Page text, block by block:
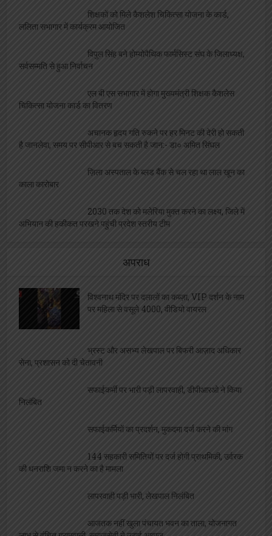
शिक्षकों को मिले कैशलेश चिकित्सा योजना के कार्ड,
ललिता सभागार में कार्यक्रम आयोजित
विपुल सिंह बने होम्योपैथिक फार्मसिस्ट संघ के जिलाध्यक्ष,
सर्वसम्मति से हुआ निर्वाचन
एल बी एस सभागार में होगा मुख्यमंत्री शिक्षक कैशलेस
चिकित्सा योजना कार्ड का वितरण
अचानक हृदय गति रुकने पर हर मिनट की देरी हो सकती
है जानलेवा, समय पर सीपीआर से बच सकती है जान:- डा० अमित सिंघल
ज़िला अस्पताल के ब्लड बैंक से चल रहा था लाल खून का
काला कारोबार
2030 तक देश को मलेरिया मुक्त करने का लक्ष्य, जिले में
अभियान की हकीकत परखने पहुंची प्रदेश स्तरीय टीम
अपराध
विश्वनाथ मंदिर पर दलालों का कब्ज़ा, VIP दर्शन के नाम
पर महिला से वसूले 4000, वीडियो वायरल
भ्रस्ट और असभ्य लेखपाल पर बिफरी आज़ाद अधिकार
सेना, प्रशासन को दी चेतावनी
सफाईकर्मी पर भारी पड़ी लापरवाही, डीपीआरओ ने किया
निलंबित
सफाईकर्मियों का प्रदर्शन, मुकदमा दर्ज करने की मांग
144 सहकारी समितियों पर दर्ज होगी प्राथमिकी, उर्वरक
की धनराशि जमा न करने का है मामला
लापरवाही पड़ी भारी, लेखपाल निलंबित
आजतक नहीं खुला पंचायत भवन का ताला, योजनागत